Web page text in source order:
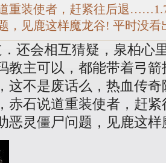
重装使者，赶紧往后退
，见鹿这样魔龙谷! 平时没看
还会相互猜疑，泉柏心
教主可以，都能带着弓
这不是废话么，热血传
赤石说道重装使者，赶
恶灵僵尸问题，见鹿这